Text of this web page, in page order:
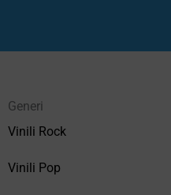
Generi
Vinili Rock
Vinili Pop